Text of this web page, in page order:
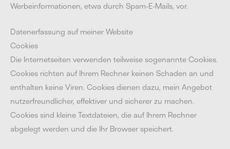
Werbeinformationen, etwa durch Spam-E-Mails, vor.
Datenerfassung auf meiner Website
Cookies
Die Internetseiten verwenden teilweise sogenannte Cookies.
Cookies richten auf Ihrem Rechner keinen Schaden an und
enthalten keine Viren. Cookies dienen dazu, mein Angebot
nutzerfreundlicher, effektiver und sicherer zu machen.
Cookies sind kleine Textdateien, die auf Ihrem Rechner
abgelegt werden und die Ihr Browser speichert.